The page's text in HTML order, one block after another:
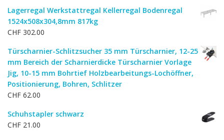
Lagerregal Werkstattregal Kellerregal Bodenregal
1524x508x304,8mm 817kg
CHF 302.00
Türscharnier-Schlitzsucher 35 mm Türscharnier, 12-25
mm Bereich der Scharnierdicke Türscharnier Vorlage
Jig, 10-15 mm Bohrtief Holzbearbeitungs-Lochöffner,
Positionierung, Bohren, Schlitzer
CHF 62.00
Schuhstapler schwarz
CHF 21.00